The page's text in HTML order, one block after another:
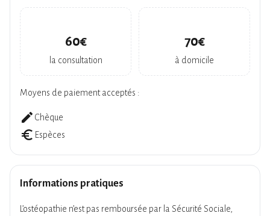
60€
la consultation
70€
à domicile
Moyens de paiement acceptés :
create Chèque
euro_symbol Espèces
Informations pratiques
L’ostéopathie n’est pas remboursée par la Sécurité Sociale,